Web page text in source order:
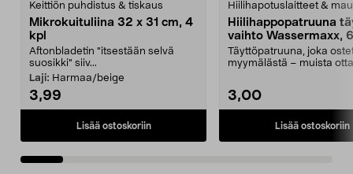
Keittiön puhdistus & tiskaus
Mikrokuituliina 32 x 31 cm, 4
kpl
Aftonbladetin "itsestään selvä
suosikki" siiv...
Laji: Harmaa/beige
3,99
Lisää ostoskoriin
Hiilihapotuslaitteet &
Hiilihappopatruuna
vaihto Wassermaxx,
Täyttöpatruuna, joka
myymälästä – muista
3,00
Lisää ostoskoriin